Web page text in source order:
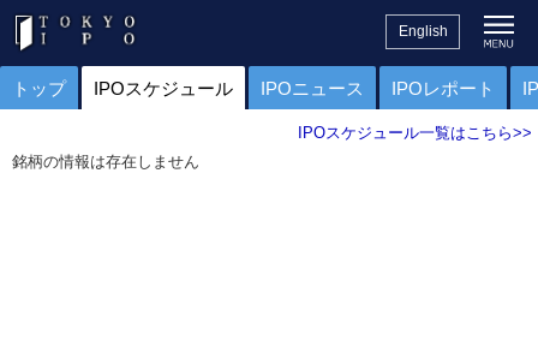
English
トップ IPOスケジュール IPOニュース IPOレポート
IPOスケジュール一覧はこちら>>
銘柄の情報は存在しません